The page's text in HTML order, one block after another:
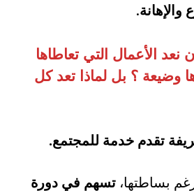
.
نعد الأعمال التي تعاطاها
وضيعة ؟ بل لماذا تعد كل
تقدم خدمة للمجتمع.
بساطتها، تسهم في دورة